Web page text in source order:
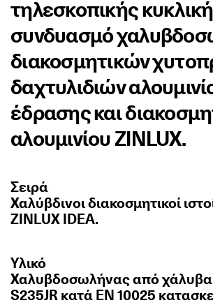
τηλεσκοπικής
συνδυασμό
διακοσμητικών
δαχτυλιδιών
έδρασης και
αλουμινίου ZINLUX.
Σειρά
Χαλύβδινοι διακοσμητικοί
ZINLUX IDEA.
Υλικό
Χαλυβδοσωλήνας από χάλυβα
S235JR κατά ΕΝ 10025